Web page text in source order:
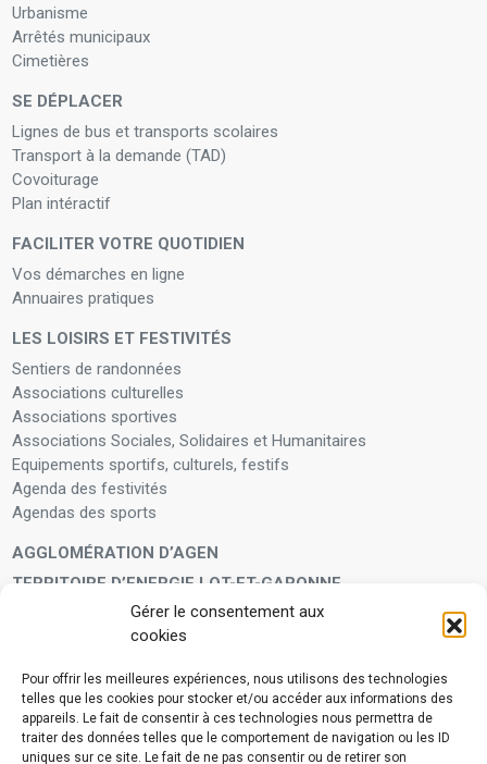
Gérer le consentement aux
cookies
Pour offrir les meilleures expériences, nous utilisons des technologies
telles que les cookies pour stocker et/ou accéder aux informations des
appareils. Le fait de consentir à ces technologies nous permettra de
traiter des données telles que le comportement de navigation ou les ID
uniques sur ce site. Le fait de ne pas consentir ou de retirer son
Urbanisme
Arrêtés municipaux
Cimetières
SE DÉPLACER
Lignes de bus et transports scolaires
Transport à la demande (TAD)
Covoiturage
Plan intéractif
FACILITER VOTRE QUOTIDIEN
Vos démarches en ligne
Annuaires pratiques
LES LOISIRS ET FESTIVITÉS
Sentiers de randonnées
Associations culturelles
Associations sportives
Associations Sociales, Solidaires et Humanitaires
Equipements sportifs, culturels, festifs
Agenda des festivités
Agendas des sports
AGGLOMÉRATION D’AGEN
TERRITOIRE D’ENERGIE LOT-ET-GARONNE
Enfants et adolescents
VIVRE À VOS CÔTÉS
Service municipal d’aide administrative